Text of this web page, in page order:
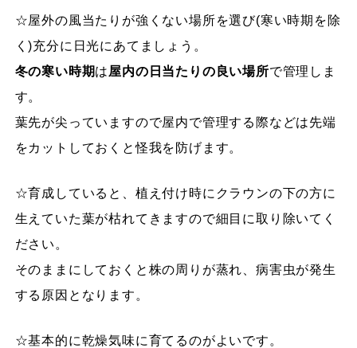
☆屋外の風当たりが強くない場所を選び(寒い時期を除
く)充分に日光にあてましょう。
冬の寒い時期は屋内の日当たりの良い場所で管理しま
す。
葉先が尖っていますので屋内で管理する際などは先端
をカットしておくと怪我を防げます。
☆育成していると、植え付け時にクラウンの下の方に
生えていた葉が枯れてきますので細目に取り除いてく
ださい。
そのままにしておくと株の周りが蒸れ、病害虫が発生
する原因となります。
☆基本的に乾燥気味に育てるのがよいです。